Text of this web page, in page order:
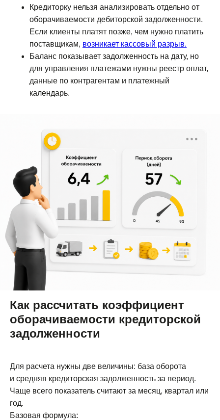
Кредиторку нельзя анализировать отдельно от
оборачиваемости дебиторской задолженности.
Если клиенты платят позже, чем нужно платить
поставщикам, возникает кассовый разрыв.
Баланс показывает задолженность на дату, но
для управления платежами нужны реестр оплат,
данные по контрагентам и платежный
календарь.
Как рассчитать коэффициент
оборачиваемости кредиторской
задолженности
Для расчета нужны две величины: база оборота
и средняя кредиторская задолженность за период.
Чаще всего показатель считают за месяц, квартал или
год.
Базовая формула: